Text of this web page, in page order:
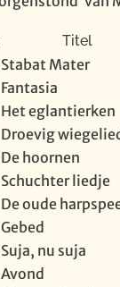
Titel
Stabat Mater
Fantasia
Het eglantierken
Droevig
De hoornen
Schuchter liedje
De oude
Gebed
Suja, nu suja
Avond